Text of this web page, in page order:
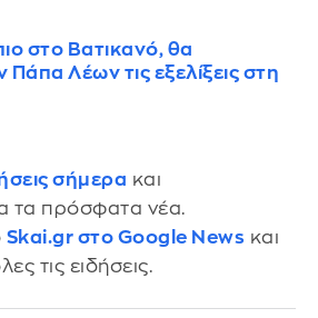
στο Βατικανό, θα
Πάπα Λέων τις εξελίξεις στη
σήμερα και
τα πρόσφατα νέα.
Skai.gr στο Google News και
τις ειδήσεις.